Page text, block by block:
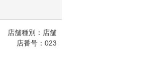
店舗種別：店舗
店番号：023